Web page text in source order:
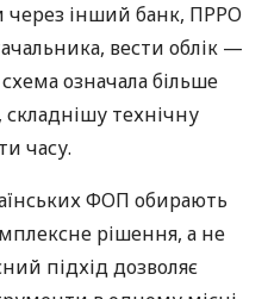
через інший банк, ПРРО
вести облік —
означала більше
складнішу технічну
часу.
ФОП обирають
рішення, а не
підхід дозволяє